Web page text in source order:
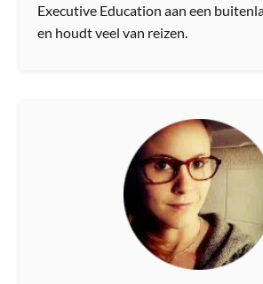
Executive Education aan een
en houdt veel van reizen.